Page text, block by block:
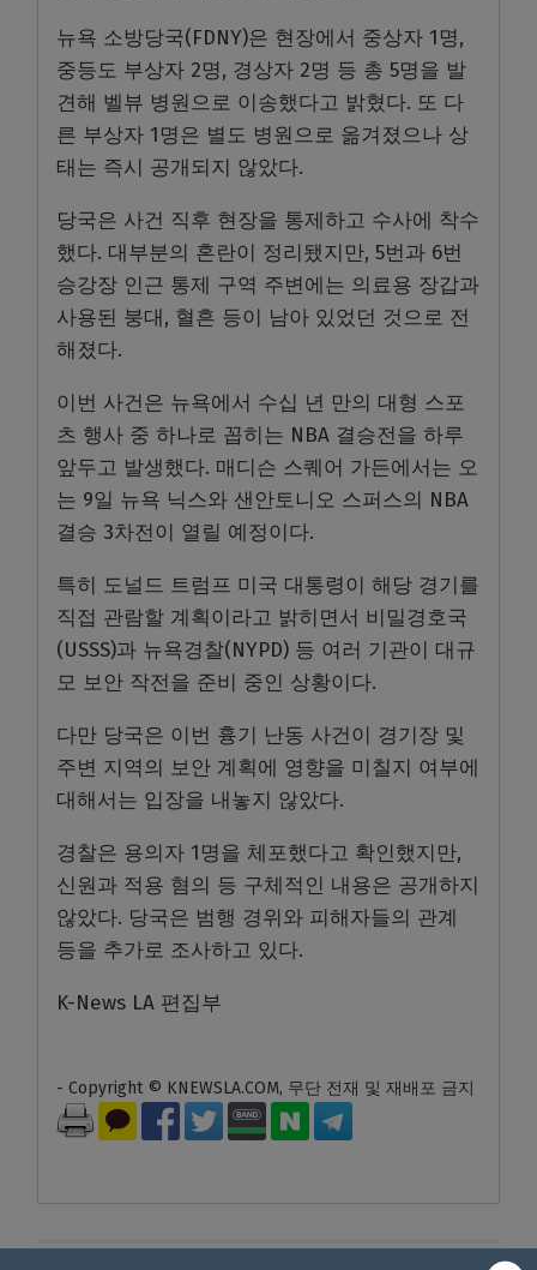
뉴욕 소방당국(FDNY)은 현장에서 중상자 1명,
중등도 부상자 2명, 경상자 2명 등 총 5명을 발
견해 벨뷰 병원으로 이송했다고 밝혔다. 또 다
른 부상자 1명은 별도 병원으로 옮겨졌으나 상
태는 즉시 공개되지 않았다.
당국은 사건 직후 현장을 통제하고 수사에 착수
했다. 대부분의 혼란이 정리됐지만, 5번과 6번
승강장 인근 통제 구역 주변에는 의료용 장갑과
사용된 붕대, 혈흔 등이 남아 있었던 것으로 전
해졌다.
이번 사건은 뉴욕에서 수십 년 만의 대형 스포
츠 행사 중 하나로 꼽히는 NBA 결승전을 하루
앞두고 발생했다. 매디슨 스퀘어 가든에서는 오
는 9일 뉴욕 닉스와 샌안토니오 스퍼스의 NBA
결승 3차전이 열릴 예정이다.
특히 도널드 트럼프 미국 대통령이 해당 경기를
직접 관람할 계획이라고 밝히면서 비밀경호국
(USSS)과 뉴욕경찰(NYPD) 등 여러 기관이 대규
모 보안 작전을 준비 중인 상황이다.
다만 당국은 이번 흉기 난동 사건이 경기장 및
주변 지역의 보안 계획에 영향을 미칠지 여부에
대해서는 입장을 내놓지 않았다.
경찰은 용의자 1명을 체포했다고 확인했지만,
신원과 적용 혐의 등 구체적인 내용은 공개하지
않았다. 당국은 범행 경위와 피해자들의 관계
등을 추가로 조사하고 있다.
K-News LA 편집부
- Copyright © KNEWSLA.COM, 무단 전재 및 재배포 금지